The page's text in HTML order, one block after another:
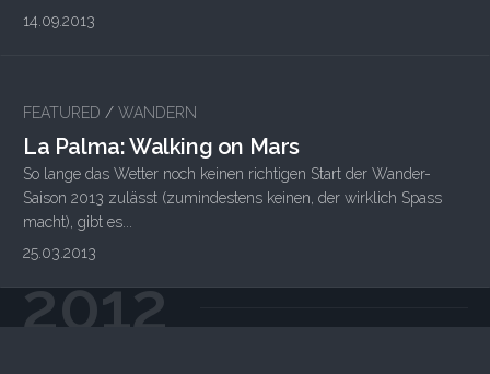
14.09.2013
FEATURED / WANDERN
La Palma: Walking on Mars
So lange das Wetter noch keinen richtigen Start der Wander-
Saison 2013 zulässt (zumindestens keinen, der wirklich Spass
macht), gibt es...
25.03.2013
2012